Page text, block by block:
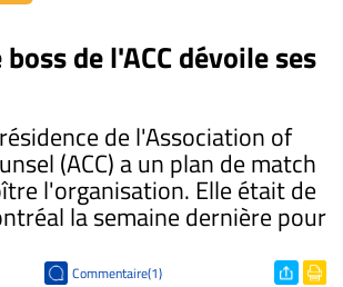
de l'ACC dévoile ses
de l'Association of
(ACC) a un plan de match
l'organisation. Elle était de
la semaine dernière pour
Commentaire(1)